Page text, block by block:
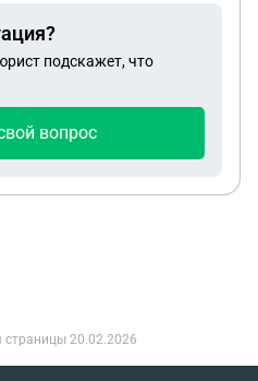
Крым
подскажет, что
вопрос
страницы 20.02.2026